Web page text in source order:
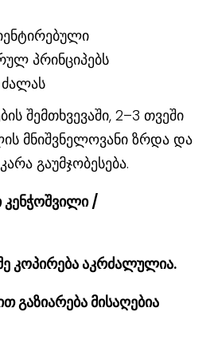
პრინციპებს
შემთხვევაში, 2–3 თვეში
მნიშვნელოვანი ზრდა და
გაუმჯობესება.
/
კოპირება აკრძალულია.
გაზიარება მისაღებია